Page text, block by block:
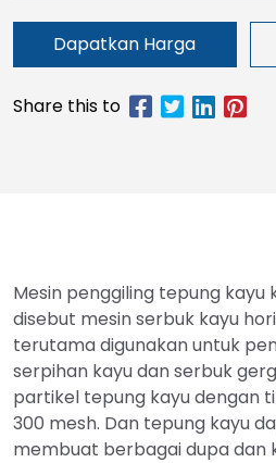
Dapatkan Harga
Mesin penggiling tepung kayu
disebut mesin serbuk kayu
terutama digunakan untuk
serpihan kayu dan serbuk
partikel tepung kayu dengan
300 mesh. Dan tepung kayu
membuat berbagai dupa dan